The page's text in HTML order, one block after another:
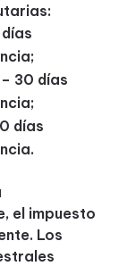
30 días
días
el impuesto
Los